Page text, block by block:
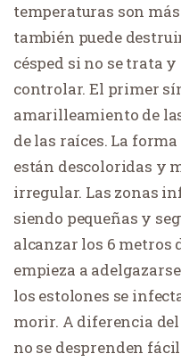
temperaturas son
también puede
césped si no se trata
controlar. El primer
amarilleamiento de
de las raíces. La
están descoloridas y
irregular. Las zonas
siendo pequeñas y
alcanzar los 6 metros
empieza a
los estolones se
morir. A diferencia
no se desprenden